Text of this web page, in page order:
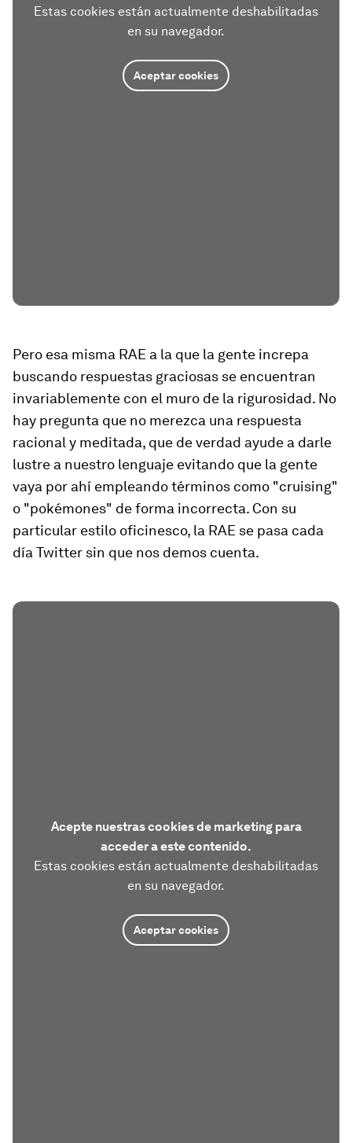
Estas cookies están actualmente deshabilitadas
en su navegador.
Aceptar cookies
Pero esa misma RAE a la que la gente increpa
buscando respuestas graciosas se encuentran
invariablemente con el muro de la rigurosidad. No
hay pregunta que no merezca una respuesta
racional y meditada, que de verdad ayude a darle
lustre a nuestro lenguaje evitando que la gente
vaya por ahí empleando términos como "cruising"
o "pokémones" de forma incorrecta. Con su
particular estilo oficinesco, la RAE se pasa cada
día Twitter sin que nos demos cuenta.
Acepte nuestras cookies de marketing para
acceder a este contenido.
Estas cookies están actualmente deshabilitadas
en su navegador.
Aceptar cookies